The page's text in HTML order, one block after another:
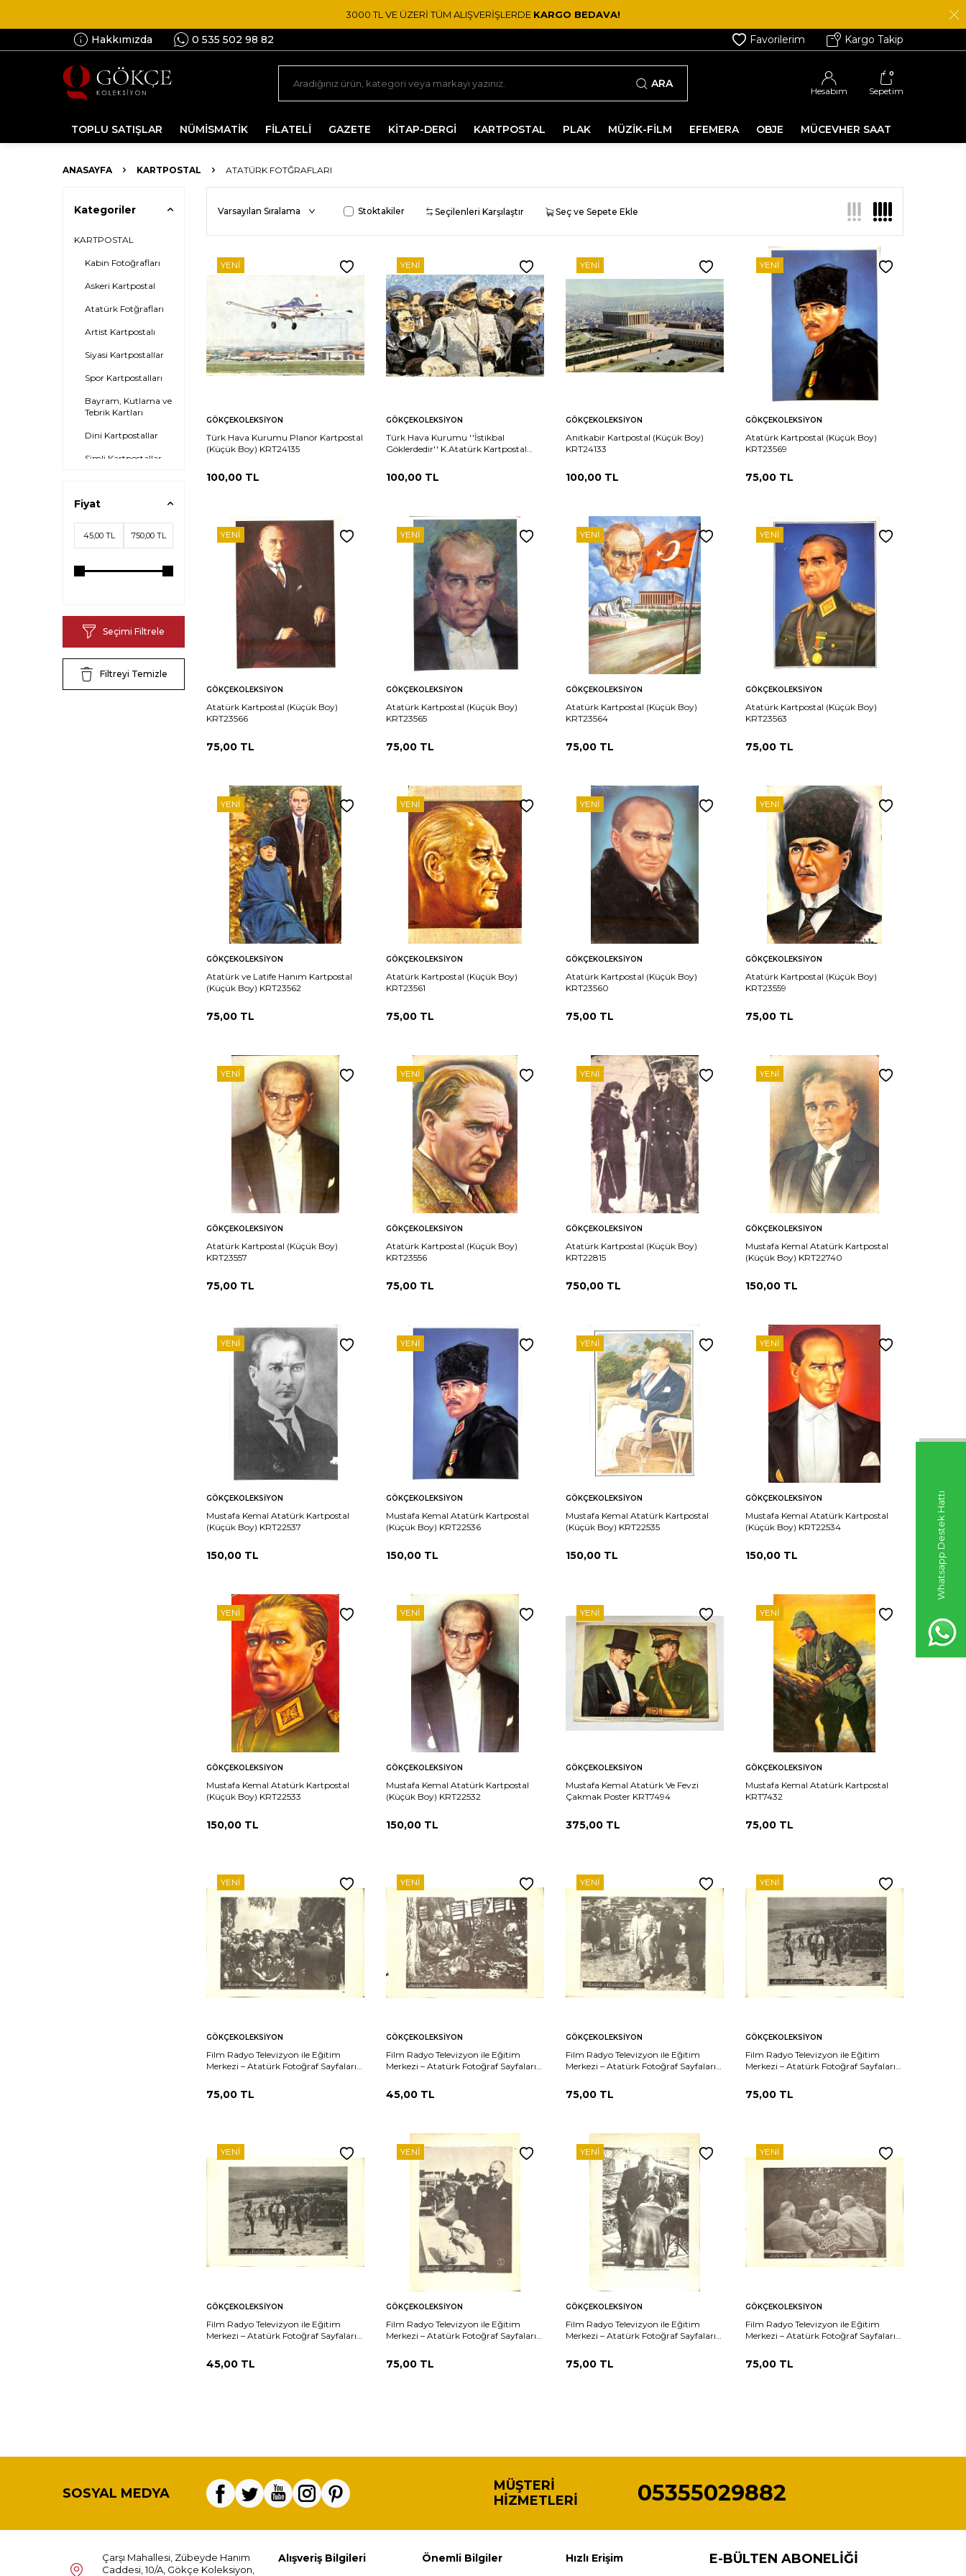
Whatsapp Destek Hattı
3000 TL VE ÜZERİ TÜM ALIŞVERİŞLERDE KARGO BEDAVA!
Hakkımızda 0 535 502 98 82 Favorilerim Kargo Takip
ARA
Hesabım
0
Sepetim
TOPLU SATIŞLAR NÜMİSMATİK FİLATELİ GAZETE KİTAP-DERGİ KARTPOSTAL PLAK MÜZİK-FİLM EFEMERA OBJE MÜCEVHER SAAT
ANASAYFA KARTPOSTAL ATATÜRK FOTĞRAFLARI
Kategoriler
KARTPOSTAL
Kabin Fotoğrafları
Askeri Kartpostal
Atatürk Fotğrafları
Artist Kartpostalı
Siyasi Kartpostallar
Spor Kartpostalları
Bayram, Kutlama ve
Tebrik Kartları
Dini Kartpostallar
Simli Kartpostallar
Şehir Kartpostalı
Bakkaliye
Fiyat
Seçimi Filtrele
Filtreyi Temizle
Stoktakiler Seçilenleri Karşılaştır Seç ve Sepete Ekle
YENI
Sepete
Ekle
GÖKÇEKOLEKSIYON
Türk Hava Kurumu Planör Kartpostal
(Küçük Boy) KRT24135
100,00 TL
YENI
Sepete
Ekle
GÖKÇEKOLEKSIYON
Türk Hava Kurumu ''İstikbal
Göklerdedir'' K.Atatürk Kartpostal
100,00 TL
YENI
Sepete
Ekle
GÖKÇEKOLEKSIYON
Anıtkabir Kartpostal (Küçük Boy)
KRT24133
100,00 TL
YENI
Sepete
Ekle
GÖKÇEKOLEKSIYON
Atatürk Kartpostal (Küçük Boy)
KRT23569
75,00 TL
YENI
Sepete
Ekle
GÖKÇEKOLEKSIYON
Atatürk Kartpostal (Küçük Boy)
KRT23566
75,00 TL
YENI
Sepete
Ekle
GÖKÇEKOLEKSIYON
Atatürk Kartpostal (Küçük Boy)
KRT23565
75,00 TL
YENI
Sepete
Ekle
GÖKÇEKOLEKSIYON
Atatürk Kartpostal (Küçük Boy)
KRT23564
75,00 TL
YENI
Sepete
Ekle
GÖKÇEKOLEKSIYON
Atatürk Kartpostal (Küçük Boy)
KRT23563
75,00 TL
YENI
Sepete
Ekle
GÖKÇEKOLEKSIYON
Atatürk ve Latife Hanım Kartpostal
(Küçük Boy) KRT23562
75,00 TL
YENI
Sepete
Ekle
GÖKÇEKOLEKSIYON
Atatürk Kartpostal (Küçük Boy)
KRT23561
75,00 TL
YENI
Sepete
Ekle
GÖKÇEKOLEKSIYON
Atatürk Kartpostal (Küçük Boy)
KRT23560
75,00 TL
YENI
Sepete
Ekle
GÖKÇEKOLEKSIYON
Atatürk Kartpostal (Küçük Boy)
KRT23559
75,00 TL
YENI
Sepete
Ekle
GÖKÇEKOLEKSIYON
Atatürk Kartpostal (Küçük Boy)
KRT23557
75,00 TL
YENI
Sepete
Ekle
GÖKÇEKOLEKSIYON
Atatürk Kartpostal (Küçük Boy)
KRT23556
75,00 TL
YENI
Sepete
Ekle
GÖKÇEKOLEKSIYON
Atatürk Kartpostal (Küçük Boy)
KRT22815
750,00 TL
YENI
Sepete
Ekle
GÖKÇEKOLEKSIYON
Mustafa Kemal Atatürk Kartpostal
(Küçük Boy) KRT22740
150,00 TL
YENI
Sepete
Ekle
GÖKÇEKOLEKSIYON
Mustafa Kemal Atatürk Kartpostal
(Küçük Boy) KRT22537
150,00 TL
YENI
Sepete
Ekle
GÖKÇEKOLEKSIYON
Mustafa Kemal Atatürk Kartpostal
(Küçük Boy) KRT22536
150,00 TL
YENI
Sepete
Ekle
GÖKÇEKOLEKSIYON
Mustafa Kemal Atatürk Kartpostal
(Küçük Boy) KRT22535
150,00 TL
YENI
Sepete
Ekle
GÖKÇEKOLEKSIYON
Mustafa Kemal Atatürk Kartpostal
(Küçük Boy) KRT22534
150,00 TL
YENI
Sepete
Ekle
GÖKÇEKOLEKSIYON
Mustafa Kemal Atatürk Kartpostal
(Küçük Boy) KRT22533
150,00 TL
YENI
Sepete
Ekle
GÖKÇEKOLEKSIYON
Mustafa Kemal Atatürk Kartpostal
(Küçük Boy) KRT22532
150,00 TL
YENI
Sepete
Ekle
GÖKÇEKOLEKSIYON
Mustafa Kemal Atatürk Ve Fevzi
Çakmak Poster KRT7494
375,00 TL
YENI
Sepete
Ekle
GÖKÇEKOLEKSIYON
Mustafa Kemal Atatürk Kartpostal
KRT7432
75,00 TL
YENI
Sepete
Ekle
GÖKÇEKOLEKSIYON
Film Radyo Televizyon ile Eğitim
Merkezi – Atatürk Fotoğraf Sayfaları
KRT19805
75,00 TL
YENI
Sepete
Ekle
GÖKÇEKOLEKSIYON
Film Radyo Televizyon ile Eğitim
Merkezi – Atatürk Fotoğraf Sayfaları
45,00 TL
YENI
Sepete
Ekle
GÖKÇEKOLEKSIYON
Film Radyo Televizyon ile Eğitim
Merkezi – Atatürk Fotoğraf Sayfaları
75,00 TL
YENI
Sepete
Ekle
GÖKÇEKOLEKSIYON
Film Radyo Televizyon ile Eğitim
Merkezi – Atatürk Fotoğraf Sayfaları
75,00 TL
YENI
Sepete
Ekle
GÖKÇEKOLEKSIYON
Film Radyo Televizyon ile Eğitim
Merkezi – Atatürk Fotoğraf Sayfaları
45,00 TL
YENI
Sepete
Ekle
GÖKÇEKOLEKSIYON
Film Radyo Televizyon ile Eğitim
Merkezi – Atatürk Fotoğraf Sayfaları
75,00 TL
YENI
Sepete
Ekle
GÖKÇEKOLEKSIYON
Film Radyo Televizyon ile Eğitim
Merkezi – Atatürk Fotoğraf Sayfaları
KRT19796
75,00 TL
YENI
Sepete
Ekle
GÖKÇEKOLEKSIYON
Film Radyo Televizyon ile Eğitim
Merkezi – Atatürk Fotoğraf Sayfaları
75,00 TL
SOSYAL MEDYA
MÜŞTERI
HIZMETLERI
05355029882
Çarşı Mahallesi, Zübeyde Hanım
Caddesi, 10/A, Gökçe Koleksiyon,
Alışveriş Bilgileri Önemli Bilgiler Hızlı Erişim E-BÜLTEN ABONELIĞI